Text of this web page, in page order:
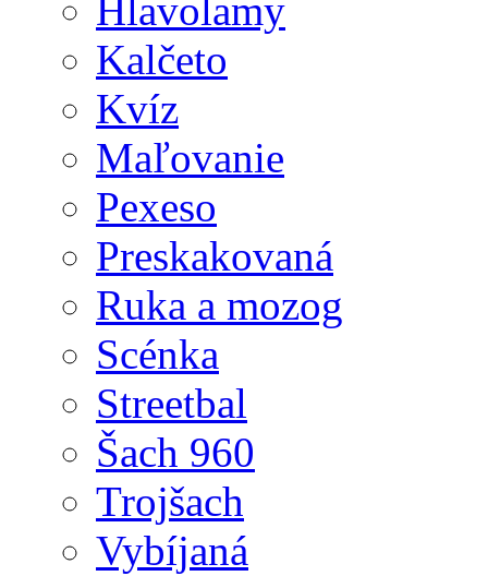
Hlavolamy
Kalčeto
Kvíz
Maľovanie
Pexeso
Preskakovaná
Ruka a mozog
Scénka
Streetbal
Šach 960
Trojšach
Vybíjaná